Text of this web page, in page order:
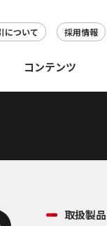
について 採用情報
コンテンツ
取扱製品